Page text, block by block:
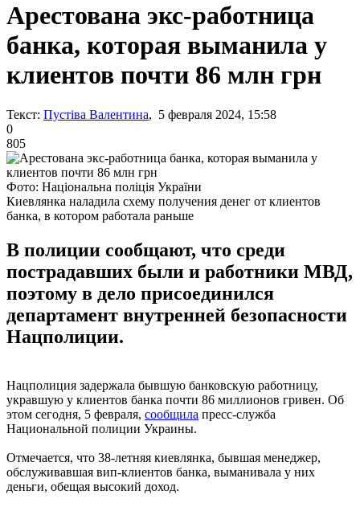
Арестована экс-работница
банка, которая выманила у
клиентов почти 86 млн грн
Текст: Пустіва Валентина, 5 февраля 2024, 15:58
0
805
Фото: Національна поліція України
Киевлянка наладила схему получения денег от клиентов
банка, в котором работала раньше
В полиции сообщают, что среди
пострадавших были и работники МВД,
поэтому в дело присоединился
департамент внутренней безопасности
Нацполиции.
Нацполиция задержала бывшую банковскую работницу,
укравшую у клиентов банка почти 86 миллионов гривен. Об
этом сегодня, 5 февраля, сообщила пресс-служба
Национальной полиции Украины.
Отмечается, что 38-летняя киевлянка, бывшая менеджер,
обслуживавшая вип-клиентов банка, выманивала у них
деньги, обещая высокий доход.